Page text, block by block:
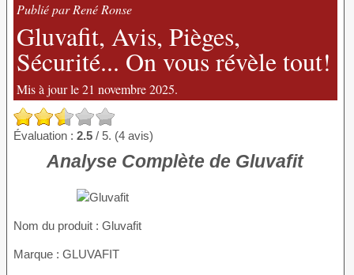
Publié par René Ronse
Gluvafit, Avis, Pièges,
Sécurité... On vous révèle tout!
Mis à jour le 21 novembre 2025.
Évaluation : 2.5 / 5. (4 avis)
Analyse Complète de Gluvafit
Nom du produit : Gluvafit
Marque : GLUVAFIT